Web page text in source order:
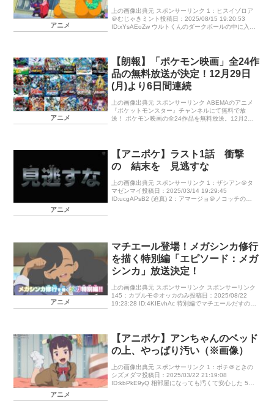
アニメ
か？
上の画像出典元 スポンサーリンク 1：ヒスイゾロア
＠むじゃきミント投稿日：2025/08/15 19:20:53
ID:xYsAEoZw ウルトくんのダークボールの中に入っ
アニメ
【朗報】「ポケモン映画」全24作
品の無料放送が決定！12月29日
(月)より6日間連続
上の画像出典元 スポンサーリンク ABEMAのアニメ
『ポケットモンスター』チャンネルにて無料で放
送！ ポケモン映画の全24作品を無料放送。12月29
アニメ
【アニポケ】ラスト1話 衝撃
の 結末を 見逃すな
上の画像出典元 スポンサーリンク 1：ザシアン＠タ
マゼンマイ投稿日：2025/03/14 19:29:45
ID:ucgAPsB2 (迫真) 2：アマージョ＠ノコッチのウ
アニメ
マチエール登場！メガシンカ修行
を描く特別編「エピソード：メガ
シンカ」放送決定！
上の画像出典元 スポンサーリンク スポンサーリンク
145：カブルモ＠オッカのみ投稿日：2025/08/22
19:23:28 ID:4KIEvhAc 特別編でマチエールだすのか
アニメ
【アニポケ】アンちゃんのベッド
の上、やっぱり汚い（※画像）
上の画像出典元 スポンサーリンク 1：ボチ＠ときの
シズメダマ投稿日：2025/03/22 21:19:08
ID:kbPkE9yQ 相部屋になっても汚くて安心した 5：